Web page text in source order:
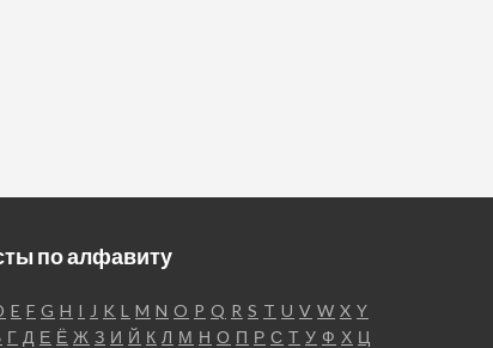
по алфавиту
E F G H I J K L M N O P Q R S T U V W X Y
Г Д Е Ё Ж З И Й К Л М Н О П Р С Т У Ф Х Ц